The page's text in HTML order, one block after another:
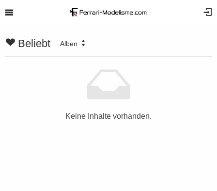
Beliebt Alben
Keine Inhalte vorhanden.